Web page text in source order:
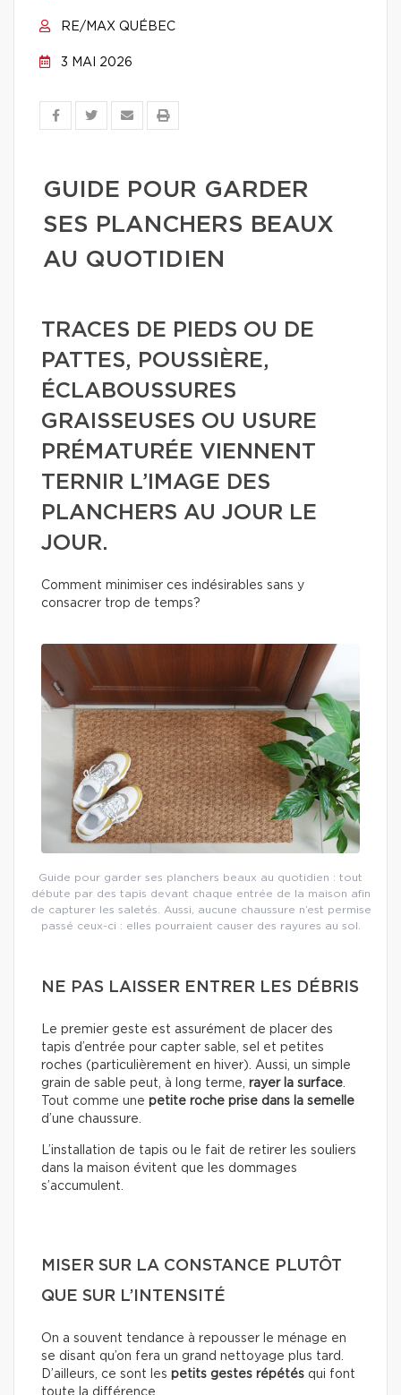
RE/MAX QUÉBEC
3 MAI 2026
GUIDE POUR GARDER
SES PLANCHERS BEAUX
AU QUOTIDIEN
TRACES DE PIEDS OU DE
PATTES, POUSSIÈRE,
ÉCLABOUSSURES
GRAISSEUSES OU USURE
PRÉMATURÉE VIENNENT
TERNIR L’IMAGE DES
PLANCHERS AU JOUR LE
JOUR.
Comment minimiser ces indésirables sans y
consacrer trop de temps?
Guide pour garder ses planchers beaux au quotidien : tout
débute par des tapis devant chaque entrée de la maison afin
de capturer les saletés. Aussi, aucune chaussure n’est permise
passé ceux-ci : elles pourraient causer des rayures au sol.
NE PAS LAISSER ENTRER LES DÉBRIS
Le premier geste est assurément de placer des
tapis d’entrée pour capter sable, sel et petites
roches (particulièrement en hiver). Aussi, un simple
grain de sable peut, à long terme, rayer la surface
Tout comme une petite roche prise dans la semelle
d’une chaussure.
L’installation de tapis ou le fait de retirer les souliers
dans la maison évitent que les dommages
s’accumulent.
MISER SUR LA CONSTANCE PLUTÔT
QUE SUR L’INTENSITÉ
On a souvent tendance à repousser le ménage en
se disant qu’on fera un grand nettoyage plus tard.
D’ailleurs, ce sont les petits gestes répétés qui font
toute la différence.